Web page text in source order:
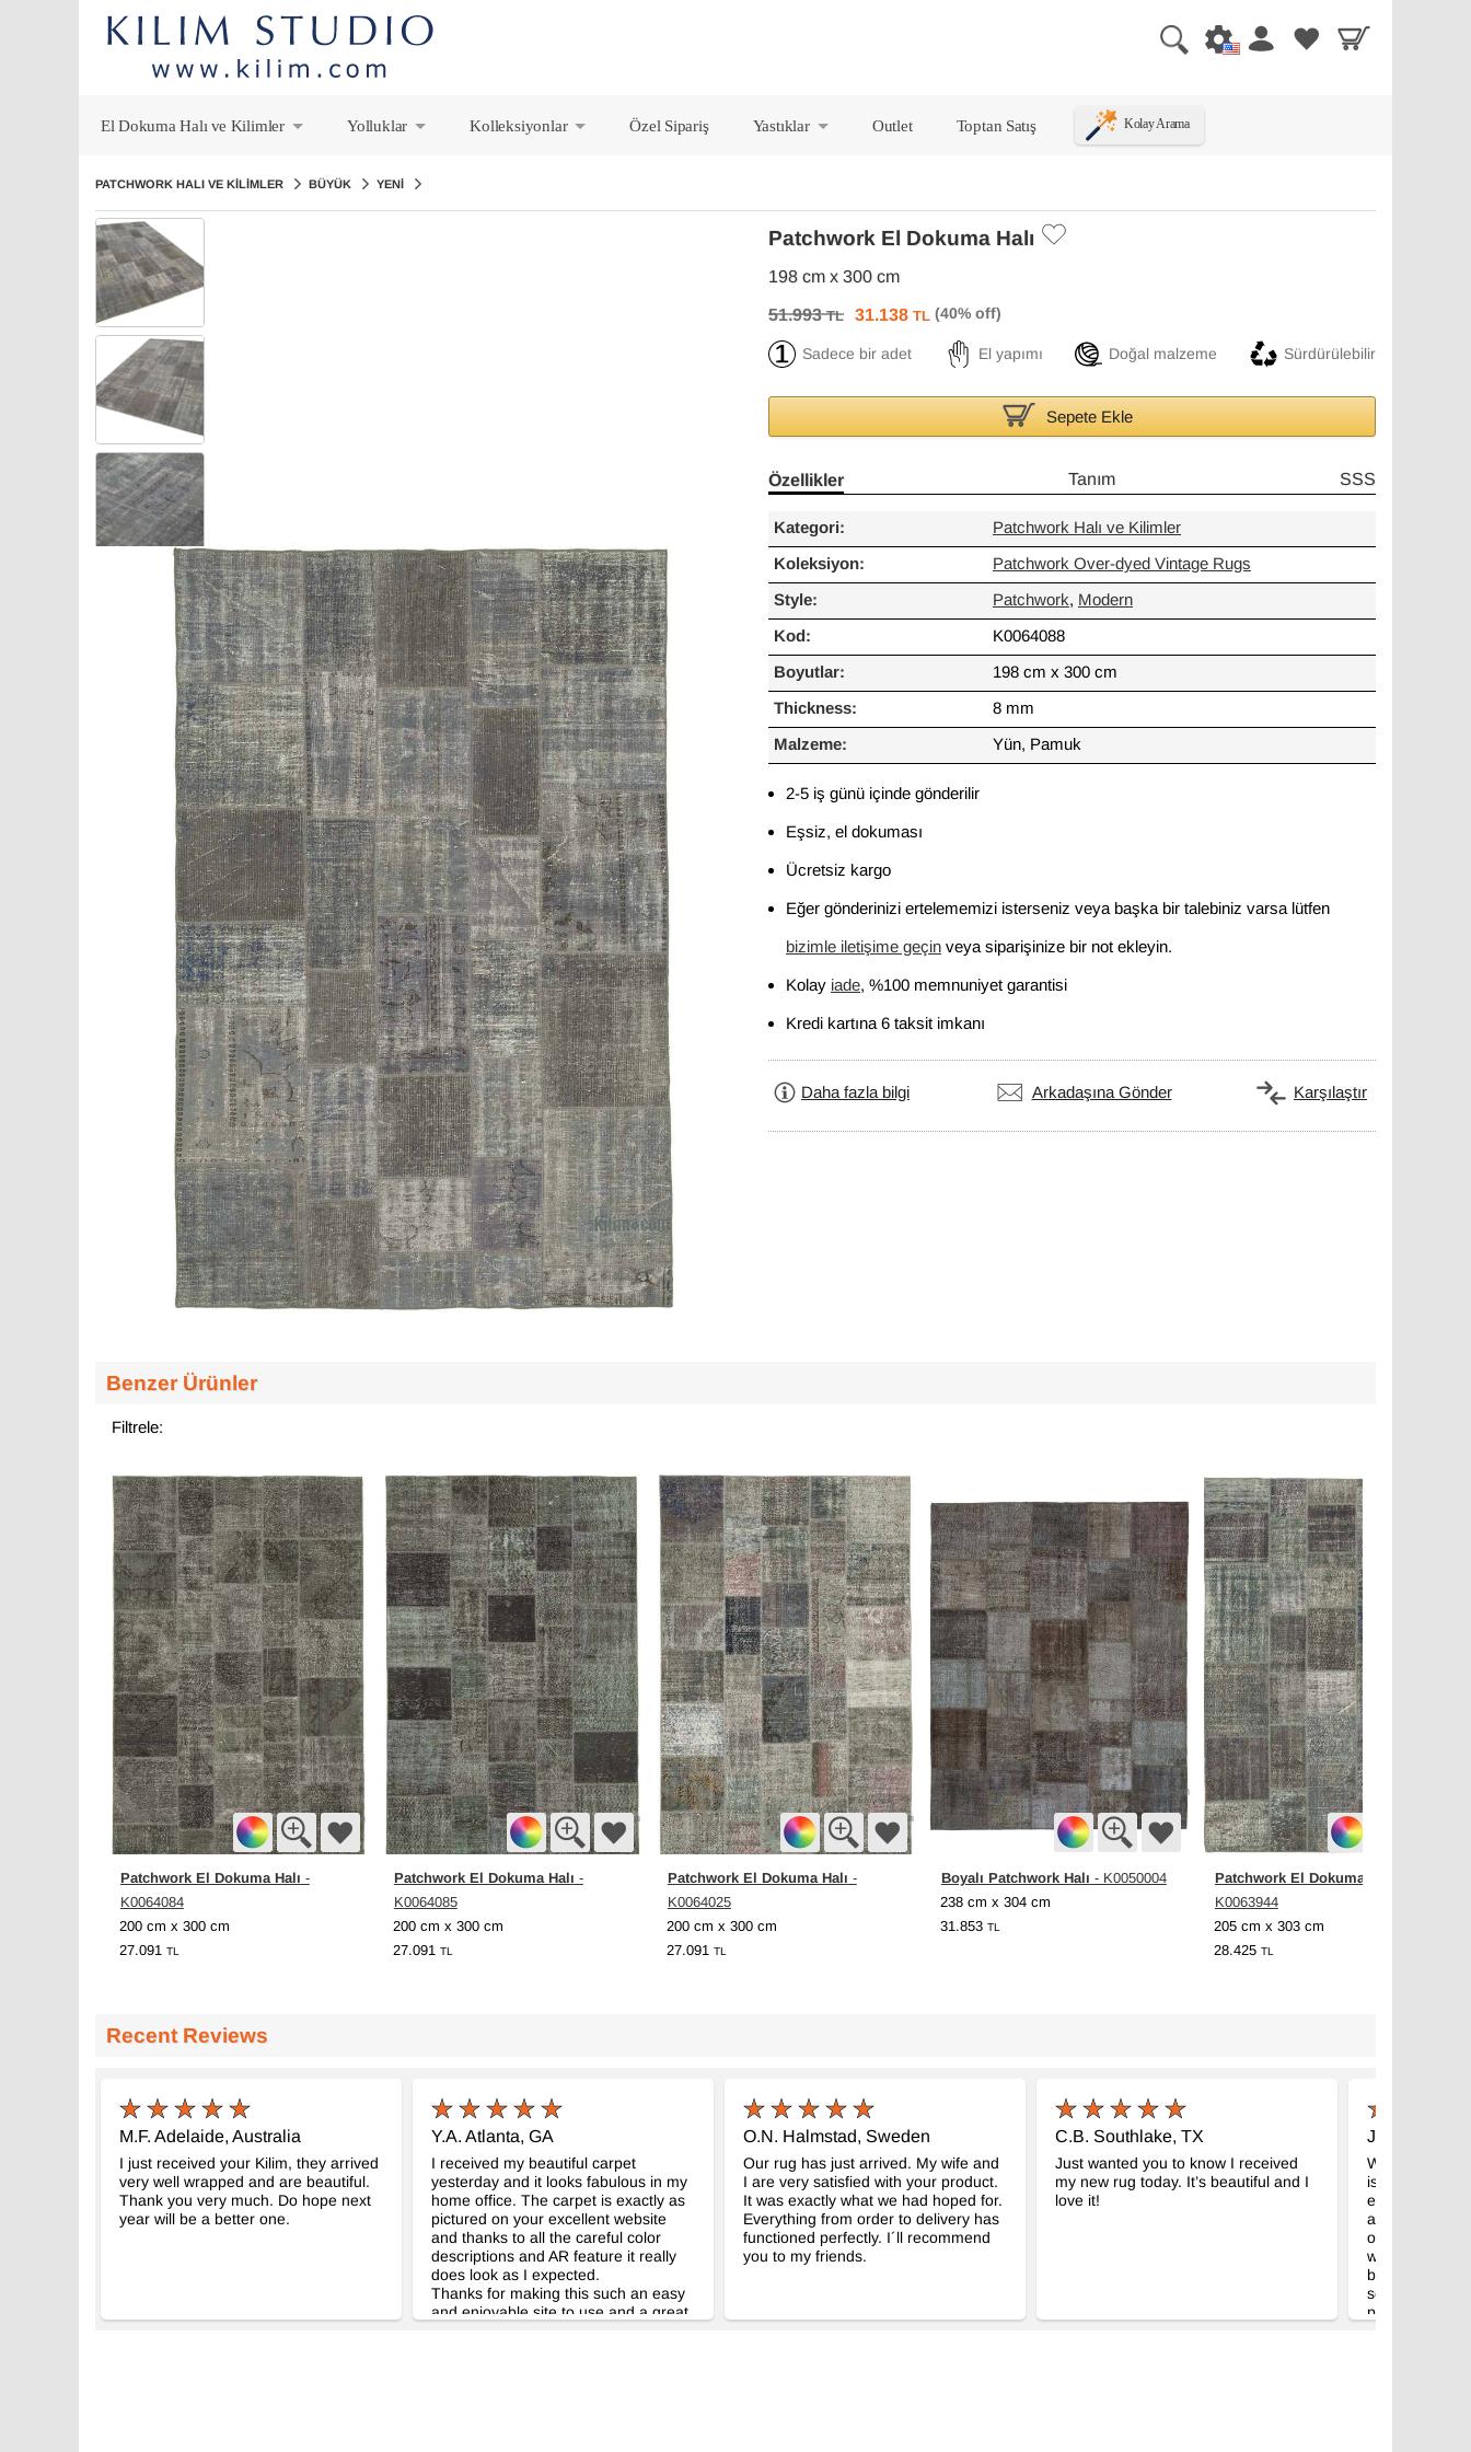
El Dokuma Halı ve Kilimler
Yolluklar
Kolleksiyonlar
Özel Sipariş
Yastıklar Outlet Toptan Satış Kolay Arama
PATCHWORK HALI VE KILIMLER BÜYÜK YENI
Patchwork El Dokuma Halı
198 cm x 300 cm
51.993TL 31.138 TL
Sadece bir adet El yapımı Doğal malzeme Sürdürülebilir
Sepete Ekle
Özellikler Tanım SSS
Kategori: Patchwork Halı ve Kilimler
Koleksiyon: Patchwork Over-dyed Vintage Rugs
Style: Patchwork, Modern
Kod: K0064088
Boyutlar: 198 cm x 300 cm
Thickness: 8 mm
Malzeme: Yün, Pamuk
2-5 iş günü içinde gönderilir
Eşsiz, el dokuması
Ücretsiz kargo
Eğer gönderinizi ertelememizi isterseniz veya başka bir talebiniz varsa lütfen
bizimle iletişime geçin veya siparişinize bir not ekleyin.
Kolay iade, %100 memnuniyet garantisi
Kredi kartına 6 taksit imkanı
Daha fazla bilgi Arkadaşına Gönder Karşılaştır
Benzer Ürünler
Filtrele:
Patchwork El Dokuma Halı -
K0064084
200 cm x 300 cm
27.091 TL
Patchwork El Dokuma Halı -
K0064085
200 cm x 300 cm
27.091 TL
Patchwork El Dokuma Halı -
K0064025
200 cm x 300 cm
27.091 TL
Boyalı Patchwork Halı - K0050004
238 cm x 304 cm
31.853 TL
Patchwork El Dokuma Halı
K0063944
205 cm x 303 cm
28.425 TL
Recent Reviews
M.F. Adelaide, Australia
I just received your Kilim, they arrived
very well wrapped and are beautiful.
Thank you very much. Do hope next
year will be a better one.
Y.A. Atlanta, GA
I received my beautiful carpet
yesterday and it looks fabulous in my
home office. The carpet is exactly as
pictured on your excellent website
and thanks to all the careful color
descriptions and AR feature it really
does look as I expected.
Thanks for making this such an easy
and enjoyable site to use and a great
O.N. Halmstad, Sweden
Our rug has just arrived. My wife and
I are very satisfied with your product.
It was exactly what we had hoped for.
Everything from order to delivery has
functioned perfectly. I´ll recommend
you to my friends.
C.B. Southlake, TX
Just wanted you to know I received
my new rug today. It’s beautiful and I
love it!
J.S. Port St.
We received
is perfect! We
even more
anticipated.
ordering and
while we were
been
service and
product.